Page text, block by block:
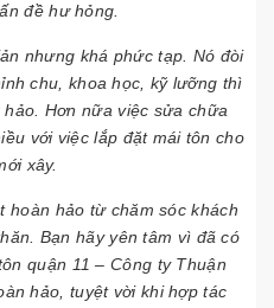
đề hư hỏng.
nhưng khá phức tạp. Nó đòi
chu, khoa học, kỹ lưỡng thì
Hơn nữa việc sửa chữa
với việc lắp đặt mái tôn cho
xây.
hoàn hảo từ chăm sóc khách
Bạn hãy yên tâm vì đã có
quận 11 – Công ty Thuận
hảo, tuyệt vời khi hợp tác